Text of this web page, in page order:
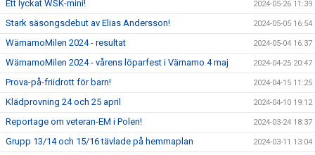
Ett lyckat WSK-mini! 2024-05-26 11:39
Stark säsongsdebut av Elias Andersson! 2024-05-05 16:54
WärnamoMilen 2024 - resultat 2024-05-04 16:37
WärnamoMilen 2024 - vårens löparfest i Värnamo 4 maj 2024-04-25 20:47
Prova-på-friidrott för barn! 2024-04-15 11:25
Klädprovning 24 och 25 april 2024-04-10 19:12
Reportage om veteran-EM i Polen! 2024-03-24 18:37
Grupp 13/14 och 15/16 tävlade på hemmaplan 2024-03-11 13:04